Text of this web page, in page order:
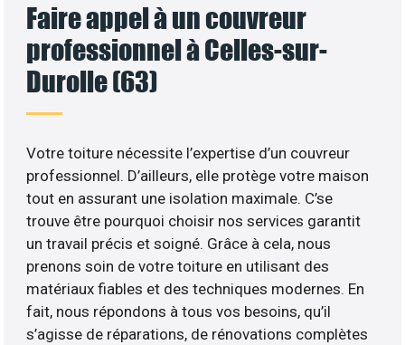
Faire appel à un couvreur
professionnel à Celles-sur-
Durolle (63)
Votre toiture nécessite l’expertise d’un couvreur
professionnel. D’ailleurs, elle protège votre maison
tout en assurant une isolation maximale. C’se
trouve être pourquoi choisir nos services garantit
un travail précis et soigné. Grâce à cela, nous
prenons soin de votre toiture en utilisant des
matériaux fiables et des techniques modernes. En
fait, nous répondons à tous vos besoins, qu’il
s’agisse de réparations, de rénovations complètes